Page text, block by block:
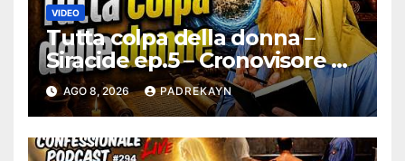
VIDEO
Tutta colpa della donna –
Siracide ep.5 – Cronovisore e
Bibbia
AGO 8, 2026 PADREKAYN